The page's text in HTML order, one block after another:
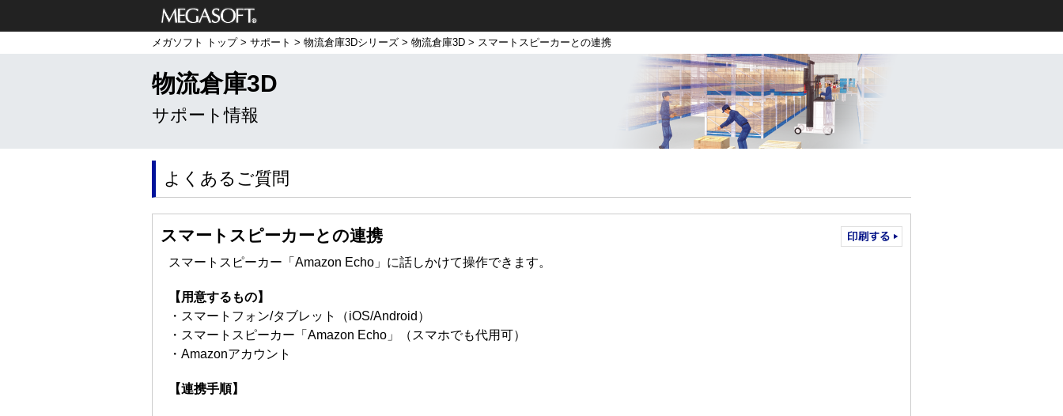
メガソフト株式
会社
メガソフト トップ> サポート > 物流倉庫3Dシリーズ > 物流倉庫3D > スマートスピーカーとの連携
物流倉庫3D
サポート情報
よくあるご質問
スマートスピーカーとの連携
スマートスピーカー「Amazon Echo」に話しかけて操作できます。
【用意するもの】
・スマートフォン/タブレット（iOS/Android）
・スマートスピーカー「Amazon Echo」（スマホでも代用可）
・Amazonアカウント
【連携手順】